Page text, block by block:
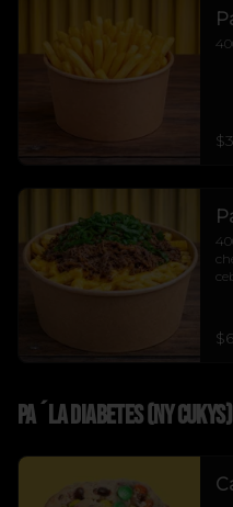
Pa´La Diabetes (NY